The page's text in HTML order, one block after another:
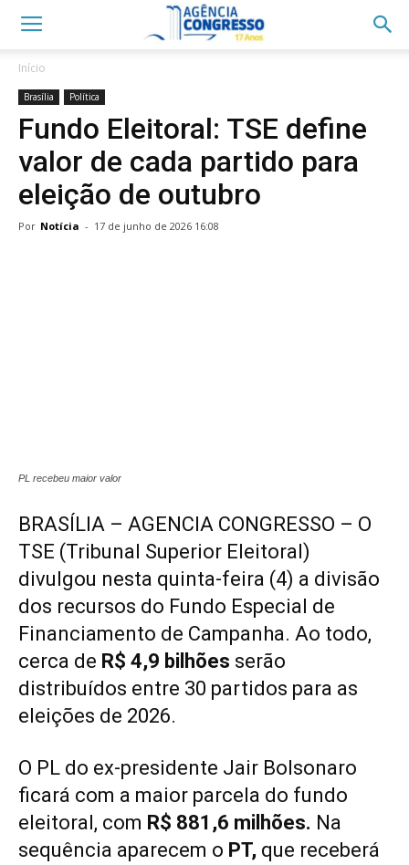
Início
Brasília Política
Fundo Eleitoral: TSE define
valor de cada partido para
eleição de outubro
Por Notícia - 17 de junho de 2026 16:08
PL recebeu maior valor
BRASÍLIA – AGENCIA CONGRESSO – O
TSE (Tribunal Superior Eleitoral)
divulgou nesta quinta-feira (4) a divisão
dos recursos do Fundo Especial de
Financiamento de Campanha. Ao todo,
cerca de R$ 4,9 bilhões serão
distribuídos entre 30 partidos para as
eleições de 2026.
O PL do ex-presidente Jair Bolsonaro
ficará com a maior parcela do fundo
eleitoral, com R$ 881,6 milhões. Na
sequência aparecem o PT, que receberá